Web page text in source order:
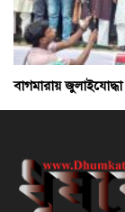
বাগমারায়